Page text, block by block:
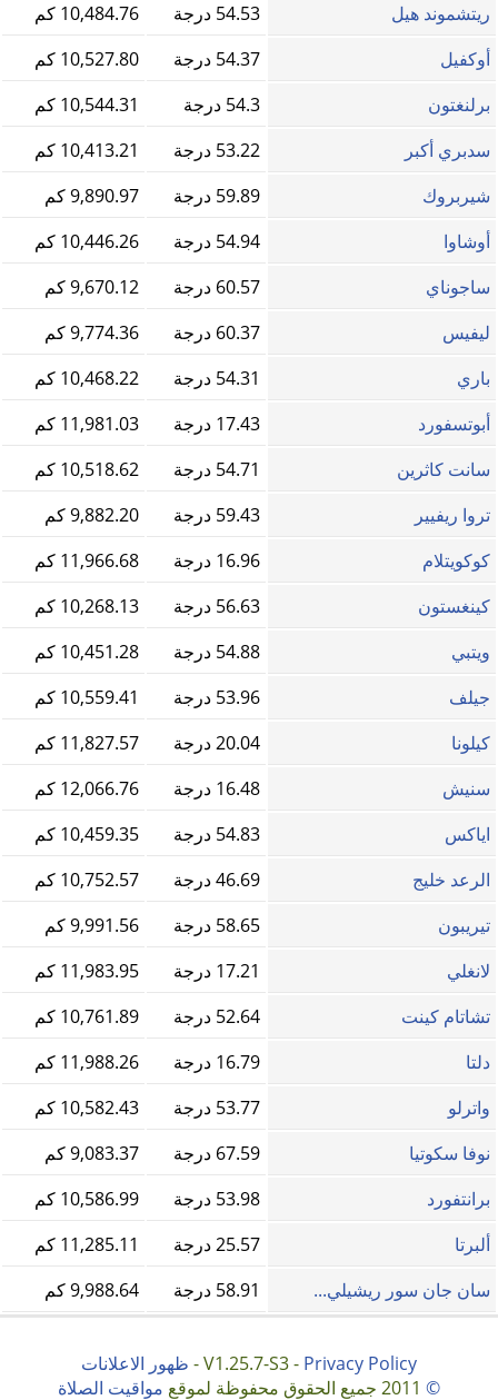
ريتشموند هيل
54.53 درجة
10,484.76 كم
أوكفيل
54.37 درجة
10,527.80 كم
برلنغتون
54.3 درجة
10,544.31 كم
سدبري أكبر
53.22 درجة
10,413.21 كم
شيربروك
59.89 درجة
9,890.97 كم
أوشاوا
54.94 درجة
10,446.26 كم
ساجوناي
60.57 درجة
9,670.12 كم
ليفيس
60.37 درجة
9,774.36 كم
باري
54.31 درجة
10,468.22 كم
أبوتسفورد
17.43 درجة
11,981.03 كم
سانت كاثرين
54.71 درجة
10,518.62 كم
تروا ريفيير
59.43 درجة
9,882.20 كم
كوكويتلام
16.96 درجة
11,966.68 كم
كينغستون
56.63 درجة
10,268.13 كم
ويتبي
54.88 درجة
10,451.28 كم
جيلف
53.96 درجة
10,559.41 كم
كيلونا
20.04 درجة
11,827.57 كم
سنيش
16.48 درجة
12,066.76 كم
اياكس
54.83 درجة
10,459.35 كم
الرعد خليج
46.69 درجة
10,752.57 كم
تيريبون
58.65 درجة
9,991.56 كم
لانغلي
17.21 درجة
11,983.95 كم
تشاتام كينت
52.64 درجة
10,761.89 كم
دلتا
16.79 درجة
11,988.26 كم
واترلو
53.77 درجة
10,582.43 كم
نوفا سكوتيا
67.59 درجة
9,083.37 كم
برانتفورد
53.98 درجة
10,586.99 كم
ألبرتا
25.57 درجة
11,285.11 كم
سان جان سور ريشيلي...
58.91 درجة 9,988.64 كم
V1.25.7-S3 - Privacy Policy
- ظهور الاعلانات
©
مواقيت الصلاة